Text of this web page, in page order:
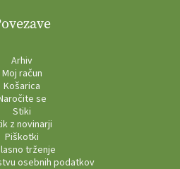
Arhiv
Moj račun
Košarica
se
Stiki
z novinarji
Piškotki
trženje
osebnih podatkov